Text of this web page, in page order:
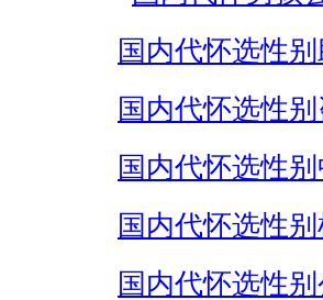
国内代怀选性
国内代怀选性
国内代怀选性
国内代怀选性
国内代怀选性别